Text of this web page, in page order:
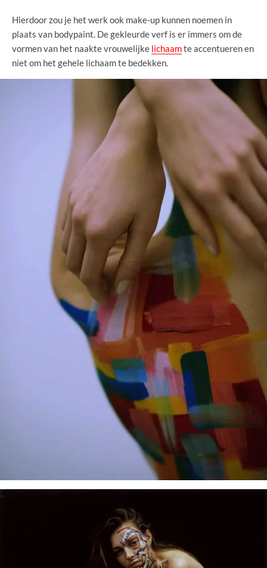
Hierdoor zou je het werk ook make-up kunnen noemen in
plaats van bodypaint. De gekleurde verf is er immers om de
vormen van het naakte vrouwelijke lichaamte accentueren en
niet om het gehele lichaam te bedekken.